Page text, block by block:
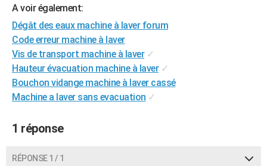
BONS PLANS
CARTE DE VOEUX
Carte de Noël
Carte Bonne année
Carte Saint-Valentin
Carte Pâques
Carte d'anniversaire
DICTIONNAIRE
Dictionnaire
Biographies
Citations
Expressions
Proverbes
PROGRAMME TV
COPAINS D'AVANT
S'inscrire
Se connecter
Lycées
Collèges
Primaires
Universités
Entreprises
Service militaire
Avis de recherche
AVIS DE DÉCÈS
A voir également:
Dégât des eaux machine à laver forum
Code erreur machine à laver
Vis de transport machine à laver ✓
Hauteur évacuation machine à laver ✓
Bouchon vidange machine à laver cassé
Machine a laver sans evacuation ✓
1 réponse
RÉPONSE 1 / 1